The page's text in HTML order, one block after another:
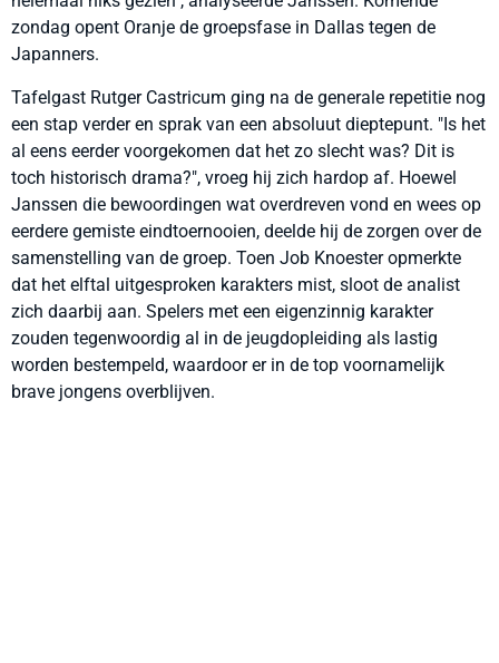
zondag opent Oranje de groepsfase in Dallas tegen de
Japanners.
Tafelgast Rutger Castricum ging na de generale repetitie nog
een stap verder en sprak van een absoluut dieptepunt. "Is het
al eens eerder voorgekomen dat het zo slecht was? Dit is
toch historisch drama?", vroeg hij zich hardop af. Hoewel
Janssen die bewoordingen wat overdreven vond en wees op
eerdere gemiste eindtoernooien, deelde hij de zorgen over de
samenstelling van de groep. Toen Job Knoester opmerkte
dat het elftal uitgesproken karakters mist, sloot de analist
zich daarbij aan. Spelers met een eigenzinnig karakter
zouden tegenwoordig al in de jeugdopleiding als lastig
worden bestempeld, waardoor er in de top voornamelijk
brave jongens overblijven.